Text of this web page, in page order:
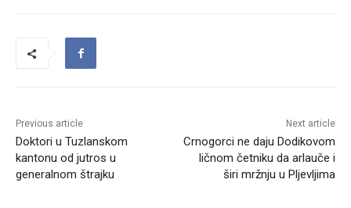
Previous article
Doktori u Tuzlanskom
kantonu od jutros u
generalnom štrajku
Next article
Crnogorci ne daju Dodikovom
ličnom četniku da arlauče i
širi mržnju u Pljevljima